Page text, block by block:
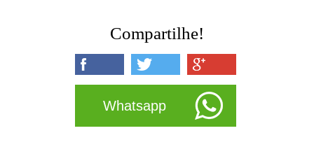
Compartilhe!
Whatsapp